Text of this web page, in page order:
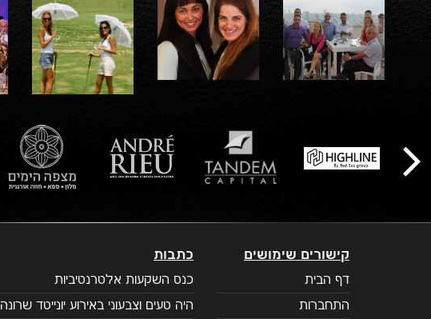
קישורים שימושים
דף הבית
התחברות
כתבות
כנס השקעות אלטרנטיביות
היה טעים וצבעוני באירוע יונייטד שרונה